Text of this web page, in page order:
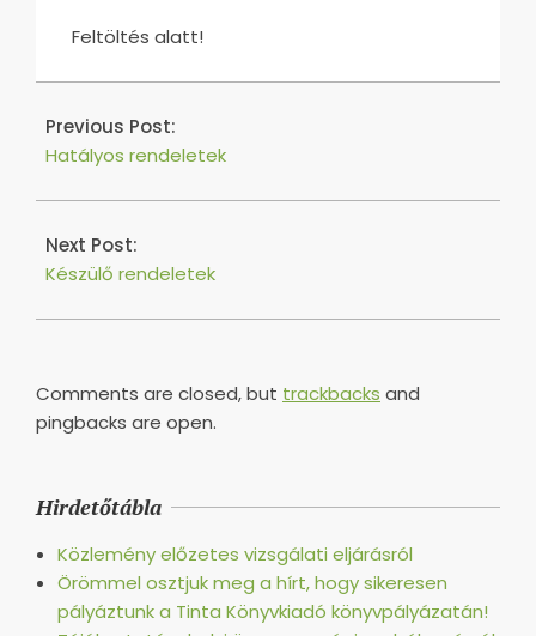
Feltöltés alatt!
2017-
24
Previous Post:
Hatályos rendeletek
Next Post:
Készülő rendeletek
Comments are closed, but trackbacks and
pingbacks are open.
Hirdetőtábla
Közlemény előzetes vizsgálati eljárásról
Örömmel osztjuk meg a hírt, hogy sikeresen
pályáztunk a Tinta Könyvkiadó könyvpályázatán!